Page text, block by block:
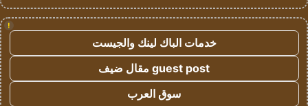
!
خدمات الباك لينك والجيست
guest post مقال ضيف
سوق العرب